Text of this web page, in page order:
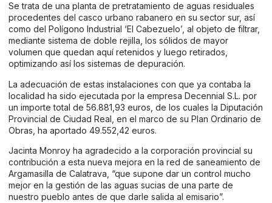
Se trata de una planta de pretratamiento de aguas residuales
procedentes del casco urbano rabanero en su sector sur, así
como del Polígono Industrial ‘El Cabezuelo’, al objeto de filtrar,
mediante sistema de doble rejilla, los sólidos de mayor
volumen que quedan aquí retenidos y luego retirados,
optimizando así los sistemas de depuración.
La adecuación de estas instalaciones con que ya contaba la
localidad ha sido ejecutada por la empresa Decennial S.L. por
un importe total de 56.881,93 euros, de los cuales la Diputación
Provincial de Ciudad Real, en el marco de su Plan Ordinario de
Obras, ha aportado 49.552,42 euros.
Jacinta Monroy ha agradecido a la corporación provincial su
contribución a esta nueva mejora en la red de saneamiento de
Argamasilla de Calatrava, “que supone dar un control mucho
mejor en la gestión de las aguas sucias de una parte de
nuestro pueblo antes de que darle salida al emisario”.